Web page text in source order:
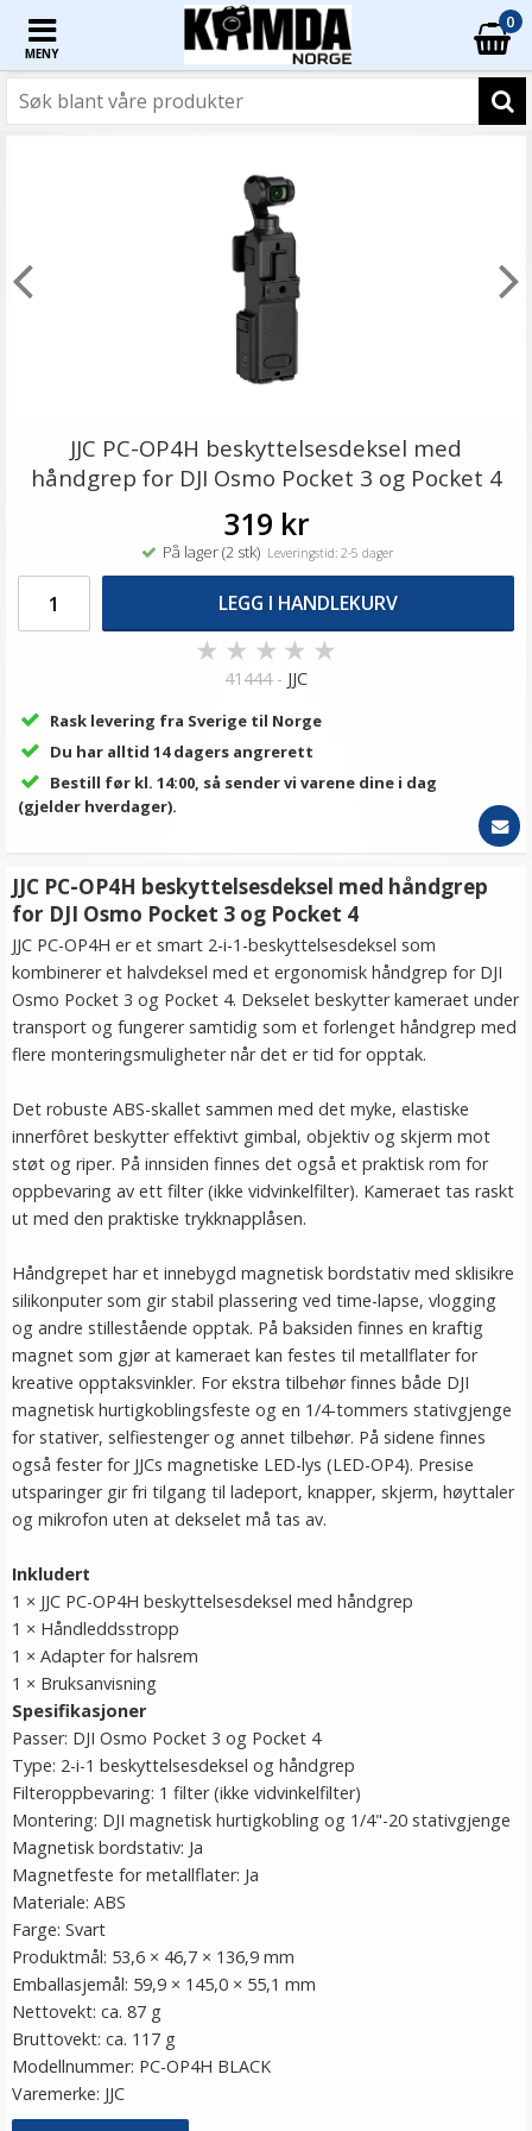
MENY
0
JJC PC-OP4H beskyttelsesdeksel med
håndgrep for DJI Osmo Pocket 3 og Pocket 4
319 kr
På lager (2 stk)Leveringstid: 2-5 dager
LEGG I HANDLEKURV
★ ★ ★ ★ ★
41444 - JJC
Rask levering fra Sverige til Norge
Du har alltid 14 dagers angrerett
Bestill før kl. 14:00, så sender vi varene dine i dag
(gjelder hverdager).
JJC PC-OP4H beskyttelsesdeksel med håndgrep
for DJI Osmo Pocket 3 og Pocket 4
JJC PC-OP4H er et smart 2-i-1-beskyttelsesdeksel som
kombinerer et halvdeksel med et ergonomisk håndgrep for DJI
Osmo Pocket 3 og Pocket 4. Dekselet beskytter kameraet under
transport og fungerer samtidig som et forlenget håndgrep med
flere monteringsmuligheter når det er tid for opptak.
Det robuste ABS-skallet sammen med det myke, elastiske
innerfôret beskytter effektivt gimbal, objektiv og skjerm mot
støt og riper. På innsiden finnes det også et praktisk rom for
oppbevaring av ett filter (ikke vidvinkelfilter). Kameraet tas raskt
ut med den praktiske trykknapplåsen.
Håndgrepet har et innebygd magnetisk bordstativ med sklisikre
silikonputer som gir stabil plassering ved time-lapse, vlogging
og andre stillestående opptak. På baksiden finnes en kraftig
magnet som gjør at kameraet kan festes til metallflater for
kreative opptaksvinkler. For ekstra tilbehør finnes både DJI
magnetisk hurtigkoblingsfeste og en 1/4-tommers stativgjenge
for stativer, selfiestenger og annet tilbehør. På sidene finnes
også fester for JJCs magnetiske LED-lys (LED-OP4). Presise
utsparinger gir fri tilgang til ladeport, knapper, skjerm, høyttaler
og mikrofon uten at dekselet må tas av.
Inkludert
1 × JJC PC-OP4H beskyttelsesdeksel med håndgrep
1 × Håndleddsstropp
1 × Adapter for halsrem
1 × Bruksanvisning
Spesifikasjoner
Passer: DJI Osmo Pocket 3 og Pocket 4
Type: 2-i-1 beskyttelsesdeksel og håndgrep
Filteroppbevaring: 1 filter (ikke vidvinkelfilter)
Montering: DJI magnetisk hurtigkobling og 1/4"-20 stativgjenge
Magnetisk bordstativ: Ja
Magnetfeste for metallflater: Ja
Materiale: ABS
Farge: Svart
Produktmål: 53,6 × 46,7 × 136,9 mm
Emballasjemål: 59,9 × 145,0 × 55,1 mm
Nettovekt: ca. 87 g
Bruttovekt: ca. 117 g
Modellnummer: PC-OP4H BLACK
Varemerke: JJC